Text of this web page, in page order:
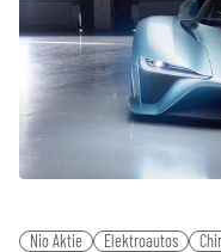
Nio Aktie Elektroautos